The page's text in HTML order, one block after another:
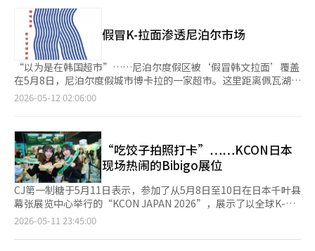
屏电视的偏好日益明显，“屏幕越大越好”成为消费主流。同时经
济放缓也推动了理性消费趋势，高性价比产品需求快速增加。乐天
Hi-Mart希望借助海信在价格和大尺寸产品上的优势，抢占超大屏
电视市场需求。 从盈利角度来看，海信入驻对乐天Hi-Mart同样具
有积极意义。相比在韩国市场拥有强大渠道控制力的三星与LG，
海外品牌通常采用直采直购模式，可减少中间流通环节，从而提升
零售利润率。 除海信外，乐天Hi-Mart近期还陆续引进日本品牌双
鸟（Twinbird）、意大利高端厨电品牌UNOX Casa等，希望借此
亿韩元（约合人民币6780万元），同比亏损进一步扩大，净销售
额为4969亿韩元，同比缩水6.1%。
历经50年取得。 韩国汽车出口在1999年首次突破1000万辆，达到
11073814辆。这得益于现代汽车和起亚在全球整车市场的‘顶
尖’品牌地位，提升了韩国汽车工业的声望。 此后，2015年出口
量为5109839辆，2019年为61093781辆，2023年为70087640
辆，出口量每3至4年增加1000万辆。业内人士表示，如果当前趋
势持续，预计明年累计出口将突破8000万辆。 在全球市场竞争加
剧的背景下，汽车市场正在扩大。今年初，HMG经营研究院发布
的调查显示，全球汽车市场预计将比去年增长0.2%，达到8793万
现被看好。 国内汽车生产方面，今年也创下了里程碑。到去年为
止，累计生产达到1亿2911万辆，而今年1至4月又增加了1387043
辆，突破了1亿3000万辆。 韩国汽车移动产业协会（KAMA）和韩
国汽车产业合作社（KAICA）于当天在首尔瑞草区举行了‘第23届
汽车日’庆祝活动，表彰了36名在汽车产业发展中做出贡献的个
人。 最高荣誉金塔产业勋章授予了现代汽车集团副会长张载勋。
银塔产业勋章授予了MR基础设施汽车公司首席执行官范相植，铜
塔产业勋章授予了KG移动公司首席执行官黄基英。 今年的表彰主
要集中在引进国内生产环保汽车和技术开发等电动化转型，以及人
假冒K-拉面渗透尼泊尔市场
“以为是在韩国超市”……尼泊尔度假区被‘假冒韩文拉面’覆盖
在5月8日，尼泊尔度假城市博卡拉的一家超市。这里距离佩瓦湖步
行约10分钟，是当地最大零售店，白天和夜晚都挤满了当地人和游
韩国超市的拉面区。 走近货架，拿起一款产品时，感到一丝奇怪
的违和感。虽然看起来像韩国产品，但实际上是当地和海外品牌的
产品。最引人注目的是一个名为‘韩国（HANKOOK）’的品牌炒
面。黑色背景上，鸡角色喷火的设计自然让人联想到三养食品的火
鸡炒面。‘火鸡（BULDAK）’的英文标识和‘火鸡炒面’的产品
名称，以及特有的字体几乎一模一样。甚至在应该标有‘韩国制造
（Made in Korea）’的地方，放上了太极图案和‘韩国的味道
（Taste of Korea）’的字样，令人困惑。原版的粉色包装的卡尔
波火鸡炒面也被完全仿制。 在货架上越看越多类似的产品。使用
2026-05-12 02:06:00
“吃饺子拍照打卡”……KCON日本
现场热闹的Bibigo展位
CJ第一制糖于5月11日表示，参加了从5月8日至10日在日本千叶县
幕张展览中心举行的“KCON JAPAN 2026”，展示了以全球K-食
品品牌Bibigo为主题的体验展位。 此次展位以K-POP组合“Zero
的标志性蓝色与Bibigo品牌形象，并设置了大型蛋糕装置，营造
2026-05-11 23:45:00
页